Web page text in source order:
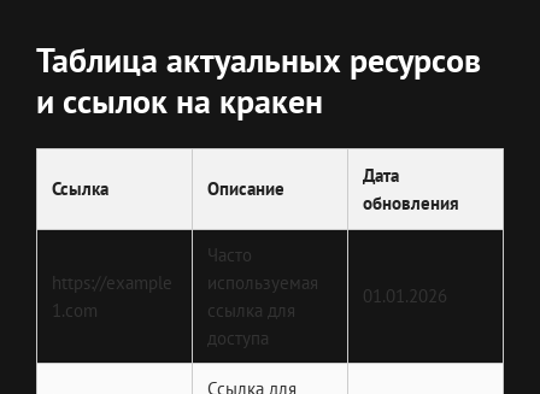
Таблица актуальных ресурсов
и ссылок на кракен
Ссылка Описание
Дата
обновления
https://example
1.com
Часто
используемая
ссылка для
доступа
01.01.2026
Ссылка для